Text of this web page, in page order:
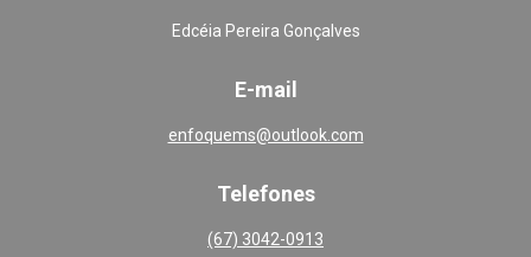
Edcéia Pereira Gonçalves
E-mail
enfoquems@outlook.com
Telefones
(67) 3042-0913